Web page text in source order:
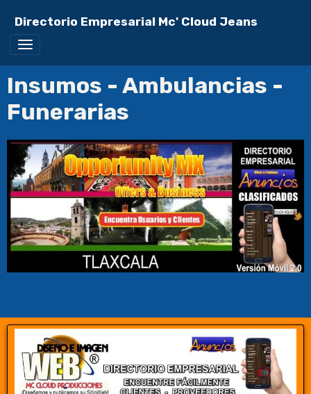
Directorio Empresarial Mc' Cloud Jeans
Insumos - Ambulancias -
Funerarias